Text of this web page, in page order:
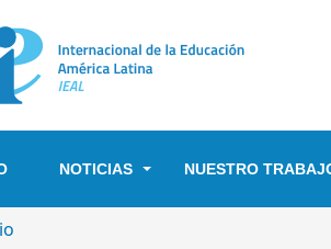
NOTICIAS NUESTRO
ENLACES DE